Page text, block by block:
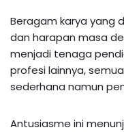
Beragam karya yang
dan harapan masa
menjadi tenaga
profesi lainnya,
sederhana namun
Antusiasme ini